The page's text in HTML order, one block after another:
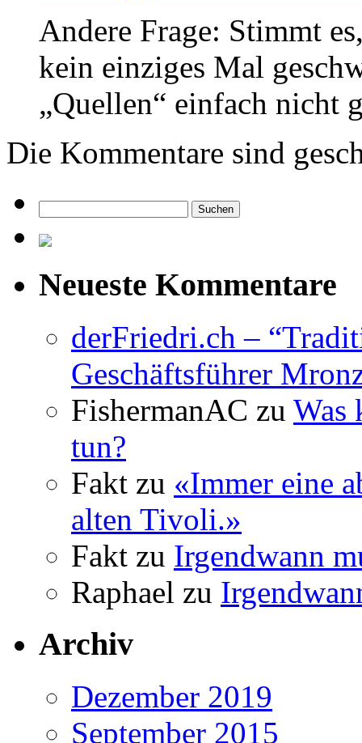
Andere Frage: Stimmt
kein einziges Mal
„Quellen“ einfach nicht
Die Kommentare sind
nach:
Neueste Kommentare
derFriedri.ch –
Geschäftsführer
FishermanAC zu Was
tun?
Fakt zu «Immer eine
alten Tivoli.»
Fakt zu Irgendwann
Raphael zu
Archiv
Dezember 2019
September 2015